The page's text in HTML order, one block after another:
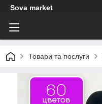
Sova market
Товари та послуги